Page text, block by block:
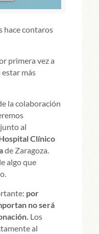
hace contaros
primera vez a
más
la colaboración
al
Clínico
de Zaragoza.
algo que
por
no será
Los
al